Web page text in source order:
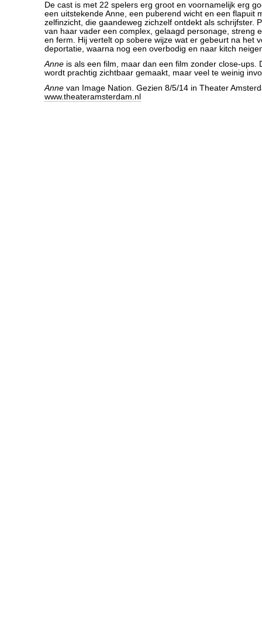
De cast is met 22 spelers erg groot en voornamelijk erg
een uitstekende Anne, een puberend wicht en een flapuit
zelfinzicht, die gaandeweg zichzelf ontdekt als schrijfster.
van haar vader een complex, gelaagd personage, streng
en ferm. Hij vertelt op sobere wijze wat er gebeurt na het
deportatie, waarna nog een overbodig en naar kitch
Anne is als een film, maar dan een film zonder close-ups.
wordt prachtig zichtbaar gemaakt, maar veel te weinig
Anne van Image Nation. Gezien 8/5/14 in Theater
www.theateramsterdam.nl